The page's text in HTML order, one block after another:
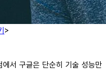
>
서 구글은 단순히 기술 성능만